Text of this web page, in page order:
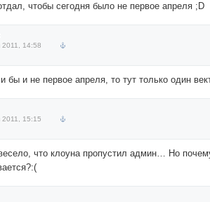
чтобы сегодня было не первое апреля ;D
2011, 14:58
бы и не первое апреля, то тут только один
2011, 15:15
что клоуна пропустил админ… Но